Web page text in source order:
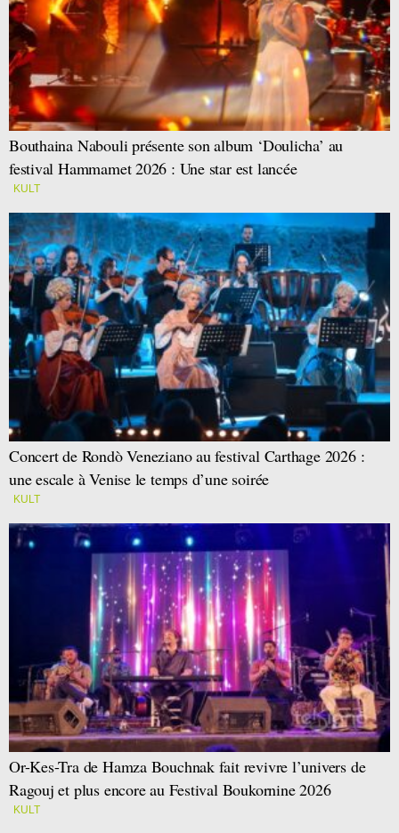
Bouthaina Nabouli présente son album ‘Doulicha’ au
festival Hammamet 2026 : Une star est lancée
KULT
Concert de Rondò Veneziano au festival Carthage 2026 :
une escale à Venise le temps d’une soirée
KULT
Or-Kes-Tra de Hamza Bouchnak fait revivre l’univers de
Ragouj et plus encore au Festival Boukornine 2026
KULT